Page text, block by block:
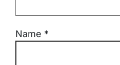
Name *